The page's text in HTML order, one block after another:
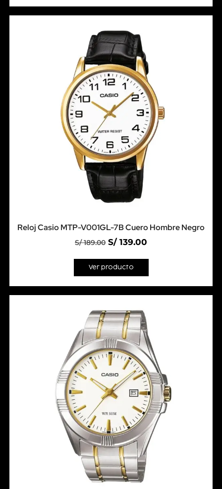
Reloj Casio MTP-V001GL-7B Cuero Hombre Negro
S/189.00 S/ 139.00
Ver producto